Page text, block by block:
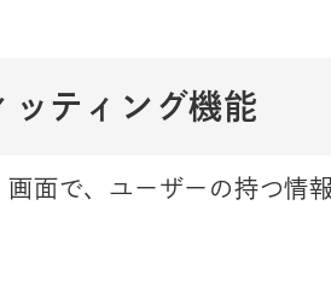
ティング機能
画面で、ユーザーの持つ情